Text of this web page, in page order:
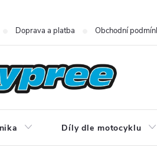
Doprava a platba Obchodní
Díly dle motocyklu